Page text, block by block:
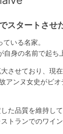
スタートさせ
いる名家。
身の名前で起ち
させており、現
ンヌ女史がビ
た品質を維持して
トランでのワイン